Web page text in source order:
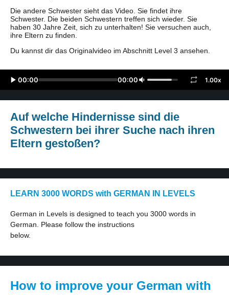
Die andere Schwester sieht das Video. Sie findet ihre
Schwester. Die beiden Schwestern treffen sich wieder. Sie
haben 30 Jahre Zeit, sich zu unterhalten! Sie versuchen auch,
ihre Eltern zu finden.
Du kannst dir das Originalvideo im Abschnitt Level 3 ansehen.
00:00 00:00 1.00x
Auf welche Hindernisse sind die
Schwestern bei ihrer Suche nach ihren
Eltern gestoßen?
LEARN 3000 WORDS with GERMAN IN LEVELS
German in Levels is designed to teach you 3000 words in
German. Please follow the instructions
below.
How to improve your German with